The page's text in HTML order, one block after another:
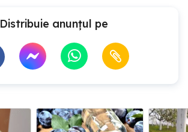
Distribuie anunțul pe